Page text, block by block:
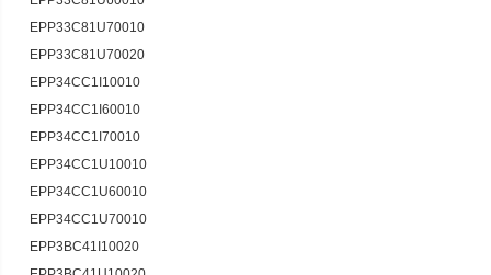
EPP33C81U70010
EPP33C81U70020
EPP34CC1I10010
EPP34CC1I60010
EPP34CC1I70010
EPP34CC1U10010
EPP34CC1U60010
EPP34CC1U70010
EPP3BC41I10020